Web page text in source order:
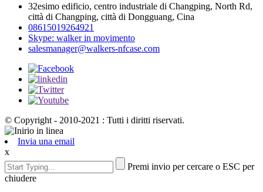
32esimo edificio, centro industriale di Changping, North Rd,
città di Changping, città di Dongguang, Cina
08615019264921
Skype: walker in movimento
salesmanager@walkers-nfcase.com
© Copyright - 2010-2021 : Tutti i diritti riservati.
Invia una email
x
Premi invio per cercare o ESC per
chiudere